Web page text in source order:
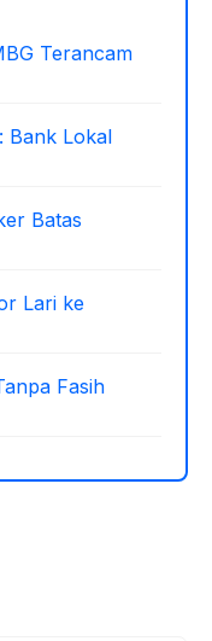
Terancam
Bank Lokal
Batas
Lari ke
Fasih